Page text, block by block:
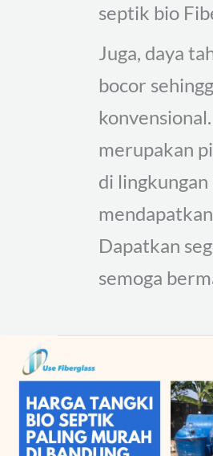
septik bio
Juga, daya
bocor
merupakan
di
Dapatkan
semoga
Harga
Tangki
Bio
Septik
Paling